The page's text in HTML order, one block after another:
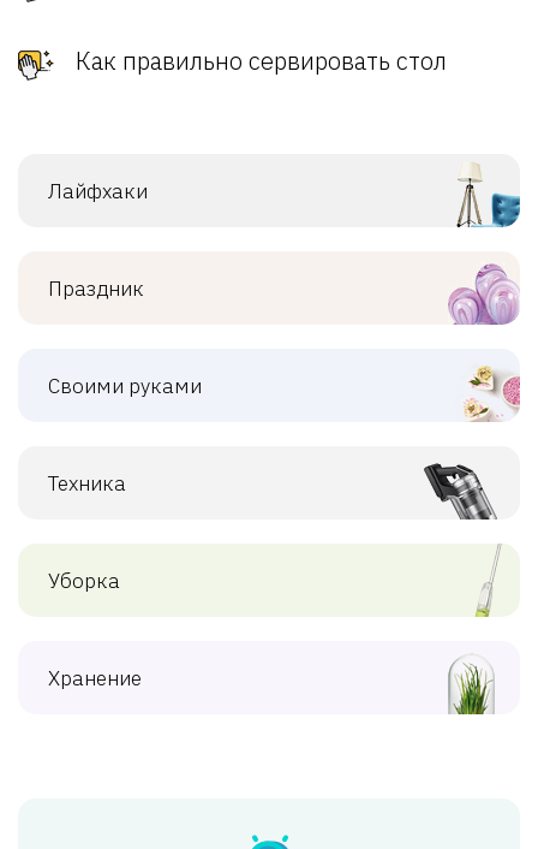
Как правильно сервировать стол
Лайфхаки
Праздник
Своими руками
Техника
Уборка
Хранение